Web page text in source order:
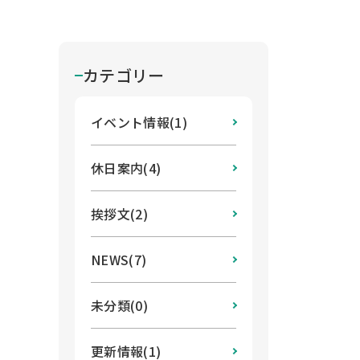
カテゴリー
イベント情報(1)
休日案内(4)
挨拶文(2)
NEWS(7)
未分類(0)
更新情報(1)